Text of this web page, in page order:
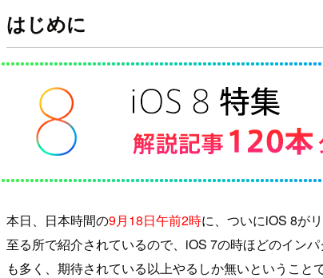
はじめに
本日、日本時間の9月18日午前2時に、ついにiOS 8が
至る所で紹介されているので、iOS 7の時ほどのイン
も多く、期待されている以上やるしか無いということ